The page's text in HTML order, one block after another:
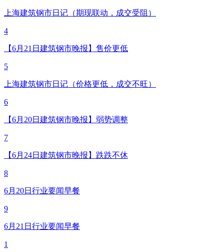
上海建筑钢市日记（期现联动，成交受阻）
4
【6月21日建筑钢市晚报】售价更低
5
上海建筑钢市日记（价格更低，成交不旺）
6
【6月20日建筑钢市晚报】弱势调整
7
【6月24日建筑钢市晚报】跌跌不休
8
6月20日行业要闻早餐
9
6月21日行业要闻早餐
1